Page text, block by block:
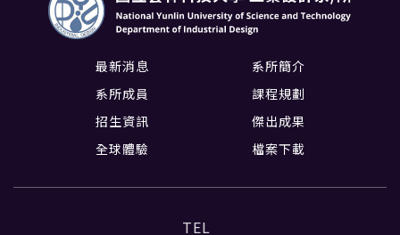
最新消息
系所簡介
系所成員
課程規劃
招生資訊
傑出成果
全球體驗
檔案下載
TEL